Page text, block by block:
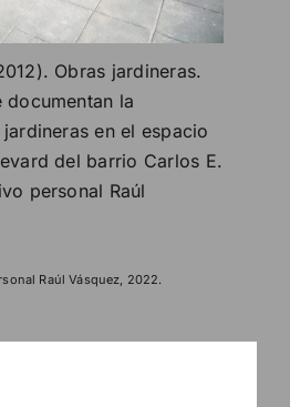
Obras jardineras.
documentan la
en el espacio
del barrio Carlos E.
personal Raúl
Raúl Vásquez, 2022.